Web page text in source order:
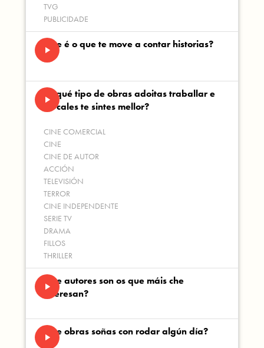
TVG
PUBLICIDADE
play_arrowQue é o que te move a contar historias?
play_arrowEn qué tipo de obras adoitas traballar e
en cales te sintes mellor?
CINE COMERCIAL
CINE
CINE DE AUTOR
ACCIÓN
TELEVISIÓN
TERROR
CINE INDEPENDENTE
SERIE TV
DRAMA
FILLOS
THRILLER
play_arrowQue autores son os que máis che
interesan?
play_arrowQue obras soñas con rodar algún día?